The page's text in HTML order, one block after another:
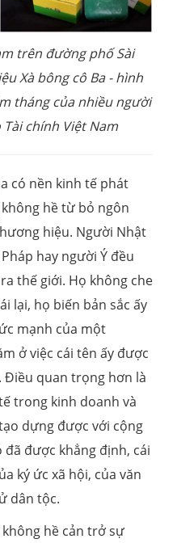
trên đường phố Sài
Xà bông cô Ba - hình
tháng của nhiều người
Tài chính Việt Nam
có nền kinh tế phát
hề từ bỏ ngôn
hiệu. Người Nhật
hay người Ý đều
thế giới. Họ không che
lại, họ biến bản sắc ấy
mạnh của một
ở việc cái tên ấy được
Điều quan trọng hơn là
trong kinh doanh và
dựng được với cộng
được khẳng định, cái
ký ức xã hội, của văn
dân tộc.
hề cản trở sự